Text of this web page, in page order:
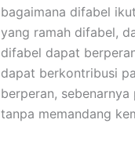
bagaimana difabel
yang ramah difabel,
difabel dapat
dapat berkontribusi
berperan,
tanpa memandang